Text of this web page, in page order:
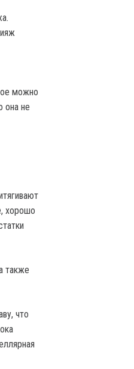
можно
она не
хорошо
также
что